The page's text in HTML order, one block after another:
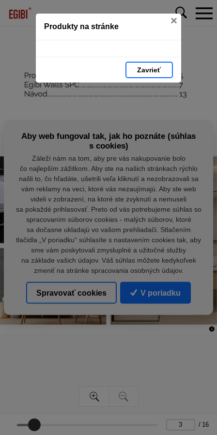
Produkty na stránke ×
Zavrieť
/ 16
Aby web fungoval tak, jak ho poznáte (súhlas
s cookies)
Záleží nám na tom, aby pre vás nakupovanie bolo
čo najlepším zážitkom. Aby ste na našich stránkach rýchlo
našli to, čo hľadáte, ušetrili veľa kliknutí a nezobrazovali sa
vám reklamy na veci, ktoré vás nezaujímajú. Aby ste web
videli v zobrazení, na ktoré ste zvyknutí a nemuseli
sa pokaždé prihlasovať. Preto od vás potrebujeme súhlas so
spracovaním súborov cookies - malých súborov, ktoré
sa dočasne ukladajú vo vašom prehliadači. Stlačením
tlačidla „V poriadku“ súhlasíte s nastavením cookies tak, aby
sme vám poskytovali zmysluplné a užitočné služby
na základe vašich údajov. Váš súhlas môžete kedykoľvek
zmeniť na stránke spracovania osobných údajov.
Spravovať cookies V poriadku